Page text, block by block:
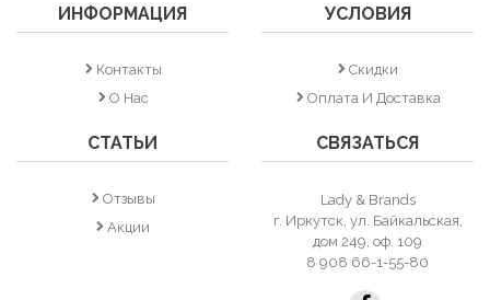
ИНФОРМАЦИЯ
Контакты
О Нас
УСЛОВИЯ
Скидки
Оплата И Доставка
СТАТЬИ
Отзывы
Акции
СВЯЗАТЬСЯ
Lady & Brands
г. Иркутск, ул. Байкальская,
дом 249, оф. 109
8 908 66-1-55-80